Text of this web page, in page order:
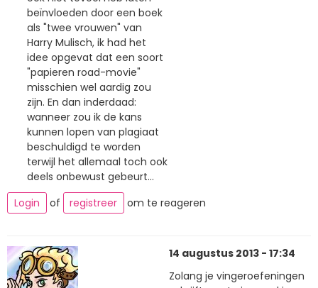
beïnvloeden door een boek
als "twee vrouwen" van
Harry Mulisch, ik had het
idee opgevat dat een soort
"papieren road-movie"
misschien wel aardig zou
zijn. En dan inderdaad:
wanneer zou ik de kans
kunnen lopen van plagiaat
beschuldigd te worden
terwijl het allemaal toch ook
deels onbewust gebeurt...
Login
of registreer om te reageren
14 augustus 2013 - 17:34
Zolang je vingeroefeningen